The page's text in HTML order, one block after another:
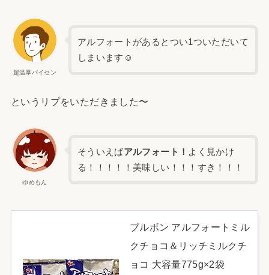
超温厚パイセン
アルフォートがあるとつい1ついただいて
しまいます☺️
というリプをいただきました〜
ゆめもん
そういえばアルフォート！ よく見かけ
る！！！！！美味しい！！！すき！！！
ブルボン アルフォートミル
クチョコ＆リッチミルクチ
ョコ 大容量775g×2袋